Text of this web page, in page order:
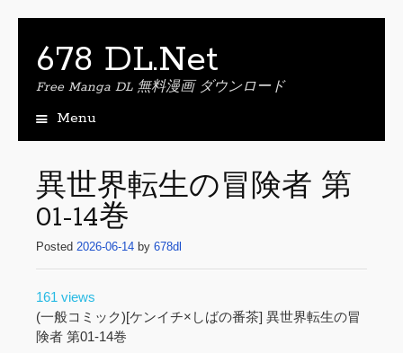
678 DL.Net
Free Manga DL 無料漫画 ダウンロード
Menu
i
p
t
o
c
o
t
n
異世界転生の冒険者 第
01-14巻
Posted 2026-06-14 by 678dl
161 views
(一般コミック)[ケンイチ×しばの番茶] 異世界転生の冒
険者 第01-14巻